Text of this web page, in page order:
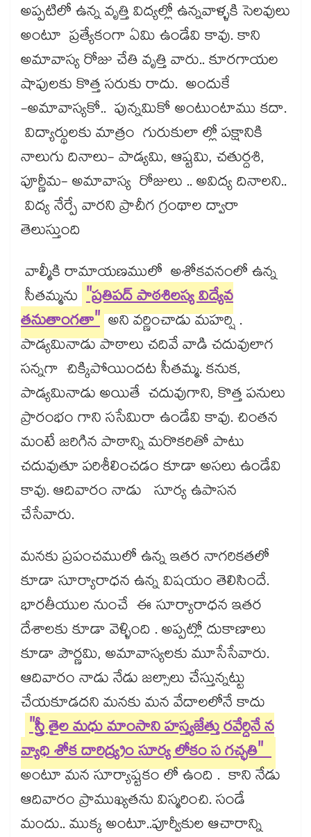
అప్పటిలో ఉన్న వృత్తి విద్యల్లో ఉన్నవాళ్ళకి సెలవులు
అంటూ ప్రత్యేకంగా ఏమి ఉండేవి కావు. కాని
అమావాస్య రోజు చేతి వృత్తి వారు.. కూరగాయల
షాపులకు కొత్త సరుకు రాదు. అందుకే
-అమావాస్యకో.. పున్నమికో అంటుంటాము కదా.
విద్యార్థులకు మాత్రం గురుకులా ల్లో పక్షానికి
నాలుగు దినాలు- పాడ్యమి, ఆష్టమి, చతుర్దశి,
పూర్ణీమ- అమావాస్య రోజులు .. అవిద్య దినాలని..
విద్య నేర్పే వారని ప్రాచీగ గ్రంథాల ద్వారా
తెలుస్తుంది
వాల్మీకి రామాయణములో అశోకవనంలో ఉన్న
సీతమ్మను "ప్రతిపద్ పాఠశిలస్య విద్యేవ
తనుతాంగతా"అని వర్ణించాడు మహర్షి .
పాడ్యమినాడు పాఠాలు చదివే వాడి చదువులాగ
సన్నగా చిక్కిపోయిందట సీతమ్మ. కనుక,
పాడ్యమినాడు అయితే చదువుగాని, కొత్త పనులు
ప్రారంభం గాని ససేమిరా ఉండేవి కావు. చింతన
మంటే జరిగిన పాఠాన్ని మరొకరితో పాటు
చదువుతూ పరిశీలించడం కూడా అసలు ఉండేవి
కావు. ఆదివారం నాడు సూర్య ఉపాసన
చేసేవారు.
మనకు ప్రపంచములో ఉన్న ఇతర నాగరికతలో
కూడా సూర్యారాధన ఉన్న విషయం తెలిసిందే.
భారతీయుల నుంచే ఈ సూర్యారాధన ఇతర
దేశాలకు కూడా వెళ్ళింది . అప్పట్లో దుకాణాలు
కూడా పౌర్ణమి, అమావాస్యలకు మూసేసేవారు.
ఆదివారం నాడు నేడు జల్సాలు చేస్తున్నట్టు
చేయకూడదని మనకు మన వేదాలలోనే కాదు
"స్త్రీ తైల మధు మాంసాని హస్త్యజేత్తు రవేర్ధినే న
వ్యాధి శోక దారిద్య్రం సూర్య లోకం స గచ్ఛతి"
అంటూ మన సూర్యాష్టకం లో ఉంది . కాని నేడు
ఆదివారం ప్రాముఖ్యతను విస్మరించి. సండే
మందు.. ముక్క అంటూ..పూర్వీకుల ఆచారాన్ని